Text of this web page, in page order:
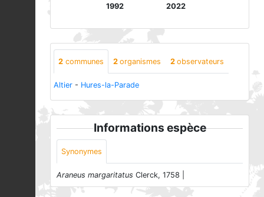
1992 2022
2 communes 2 organismes 2 observateurs
Altier - Hures-la-Parade
Informations espèce
Synonymes
Araneus margaritatus Clerck, 1758 |